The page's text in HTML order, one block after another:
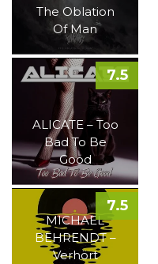
The Oblation
Of Man
ALICATE – Too
Bad To Be
Good
7.5
MICHAEL
BEHRENDT –
Verhört
7.5